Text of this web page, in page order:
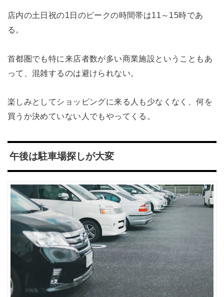
店内の土日祝の1日のピークの時間帯は11～15時であ
る。
首都圏でも特に来店者数が多い商業施設ということもあ
って、混雑するのは避けられない。
楽しみとしてショッピングに来る人も少なくなく、何を
買うか決めていない人でもやってくる。
午後は駐車場探しが大変